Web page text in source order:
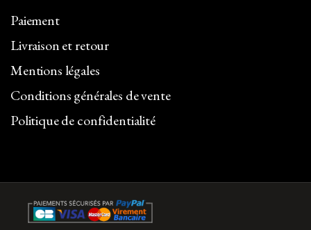
Paiement
Livraison et retour
Mentions légales
Conditions générales de vente
Politique de confidentialité